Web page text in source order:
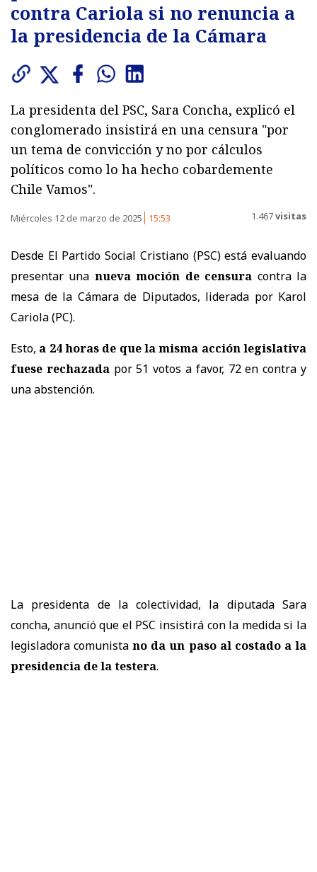
contra Cariola si no renuncia a
la presidencia de la Cámara
La presidenta del PSC, Sara Concha, explicó el
conglomerado insistirá en una censura "por
un tema de convicción y no por cálculos
políticos como lo ha hecho cobardemente
Chile Vamos".
Miércoles 12 de marzo de 2025 15:53 1.467visitas
Desde El Partido Social Cristiano (PSC) está evaluando
presentar una nueva moción de censura contra la
mesa de la Cámara de Diputados, liderada por Karol
Cariola (PC).
Esto, a 24 horas de que la misma acción legislativa
fuese rechazadapor 51 votos a favor, 72 en contra y
una abstención.
La presidenta de la colectividad, la diputada Sara
concha, anunció que el PSC insistirá con la medida si la
legisladora comunistano da un paso al costado a la
presidencia de la testera.